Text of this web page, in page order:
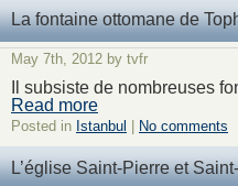
La fontaine ottomane de
May 7th, 2012 by tvfr
Il subsiste de nombreuses
Read more
Posted in Istanbul No comments
L’église Saint-Pierre et